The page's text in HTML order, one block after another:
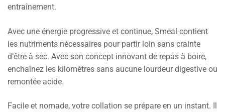
entraînement.
Avec une énergie progressive et continue, Smeal contient
les nutriments nécessaires pour partir loin sans crainte
d’être à sec. Avec son concept innovant de repas à boire,
enchaînez les kilomètres sans aucune lourdeur digestive ou
remontée acide.
Facile et nomade, votre collation se prépare en un instant. Il